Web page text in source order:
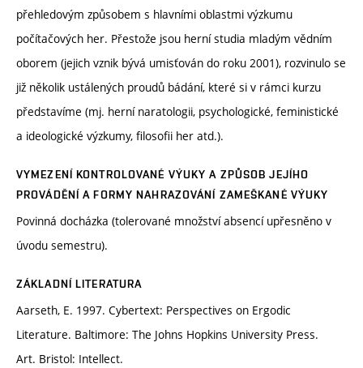
přehledovým způsobem s hlavními oblastmi výzkumu
počítačových her. Přestože jsou herní studia mladým vědním
oborem (jejich vznik bývá umisťován do roku 2001), rozvinulo se
již několik ustálených proudů bádání, které si v rámci kurzu
představíme (mj. herní naratologii, psychologické, feministické
a ideologické výzkumy, filosofii her atd.).
VYMEZENÍ KONTROLOVANÉ VÝUKY A ZPŮSOB JEJÍHO
PROVÁDĚNÍ A FORMY NAHRAZOVÁNÍ ZAMEŠKANÉ VÝUKY
Povinná docházka (tolerované množství absencí upřesněno v
úvodu semestru).
ZÁKLADNÍ LITERATURA
Aarseth, E. 1997. Cybertext: Perspectives on Ergodic
Literature. Baltimore: The Johns Hopkins University Press.
Art. Bristol: Intellect.